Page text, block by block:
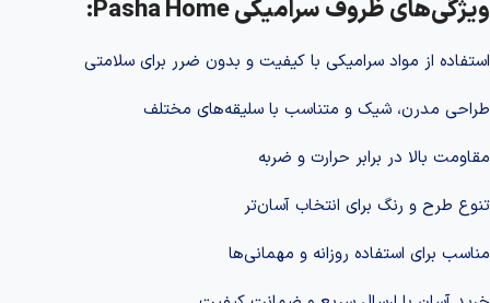
ویژگی‌های ظروف سرامیکی Pasha Home:
استفاده از مواد سرامیکی با کیفیت و بدون ضرر برای سلامتی
طراحی مدرن، شیک و متناسب با سلیقه‌های مختلف
مقاومت بالا در برابر حرارت و ضربه
تنوع طرح و رنگ برای انتخاب آسان‌تر
مناسب برای استفاده روزانه و مهمانی‌ها